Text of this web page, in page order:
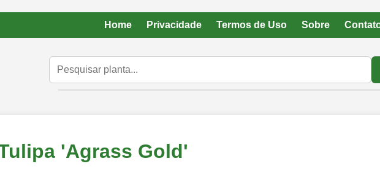
Home Privacidade Termos de Uso Sobre
'Agrass Gold'